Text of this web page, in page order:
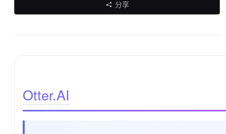
分享
Otter.AI